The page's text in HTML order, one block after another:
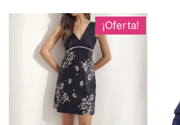
¡Oferta!